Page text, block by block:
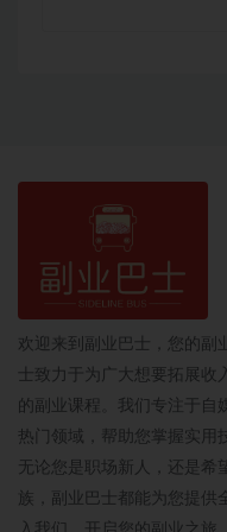
欢迎来到副业巴士，您的副
士致力于为广大想要拓展收
的副业课程。我们专注于自
热门领域，帮助您掌握实用
无论您是职场新人，还是希
族，副业巴士都能为您提供